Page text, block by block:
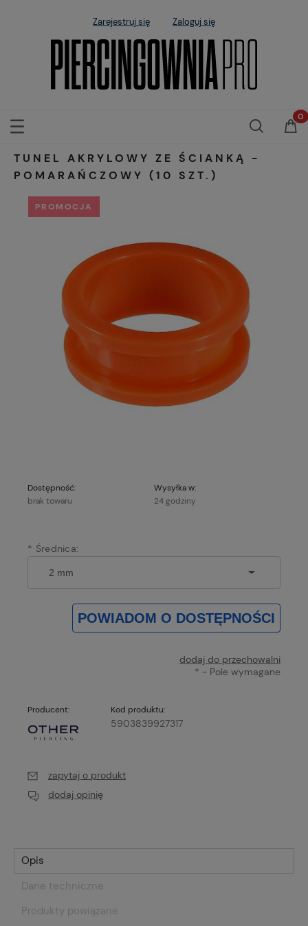
Zarejestruj się Zaloguj się
TUNEL AKRYLOWY ZE ŚCIANKĄ -
POMARAŃCZOWY (10 SZT.)
PROMOCJA
Dostępność:
brak towaru
Wysyłka w:
24 godziny
* Średnica:
POWIADOM O DOSTĘPNOŚCI
dodaj do przechowalni
* - Pole wymagane
Producent: Kod produktu:
5903839927317
zapytaj o produkt
dodaj opinię
Opis
Dane techniczne
Produkty powiązane